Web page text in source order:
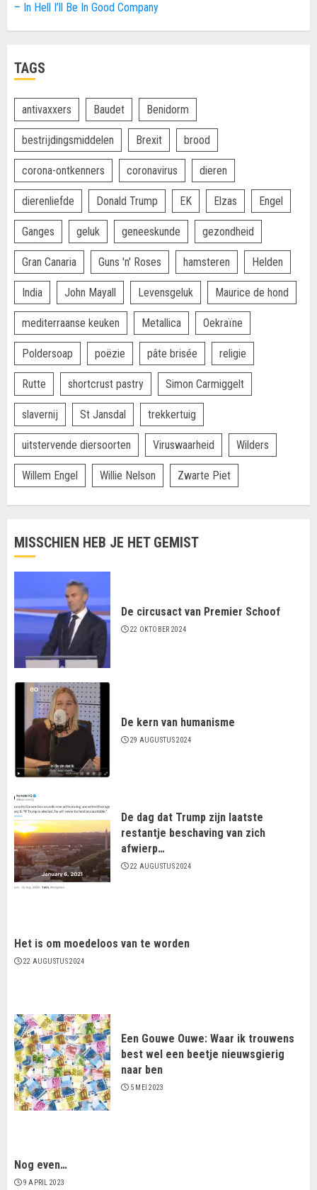
– In Hell I’ll Be In Good Company
TAGS
antivaxxers Baudet Benidorm
bestrijdingsmiddelen Brexit brood
corona-ontkenners coronavirus dieren
dierenliefde Donald Trump EK Elzas Engel
Ganges geluk geneeskunde gezondheid
Gran Canaria Guns 'n' Roses hamsteren Helden
India John Mayall Levensgeluk Maurice de hond
mediterraanse keuken Metallica Oekraïne
Poldersoap poëzie pâte brisée religie
Rutte shortcrust pastry Simon Carmiggelt
slavernij St Jansdal trekkertuig
uitstervende diersoorten Viruswaarheid Wilders
Willem Engel Willie Nelson Zwarte Piet
MISSCHIEN HEB JE HET GEMIST
De circusact van Premier Schoof
22 OKTOBER 2024
De kern van humanisme
29 AUGUSTUS 2024
De dag dat Trump zijn laatste
restantje beschaving van zich
afwierp…
22 AUGUSTUS 2024
Het is om moedeloos van te worden
22 AUGUSTUS 2024
Een Gouwe Ouwe: Waar ik trouwens
best wel een beetje nieuwsgierig
naar ben
5 MEI 2023
Nog even…
9 APRIL 2023